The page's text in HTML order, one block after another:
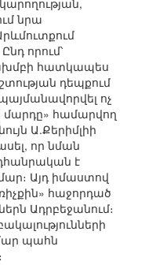
նրա
որում՝
հատկապես
դեպքում
ոչ
մարդը» համարվող
Ա.Քերիմլիի
որ նման
է
Այդ իմաստով
հաջորդած
Ադրբեջանում։
պահն